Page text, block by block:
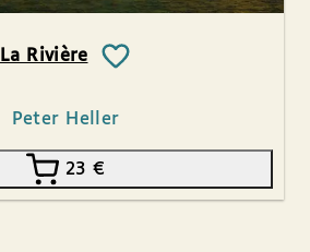
La Rivière
Peter Heller
23 €